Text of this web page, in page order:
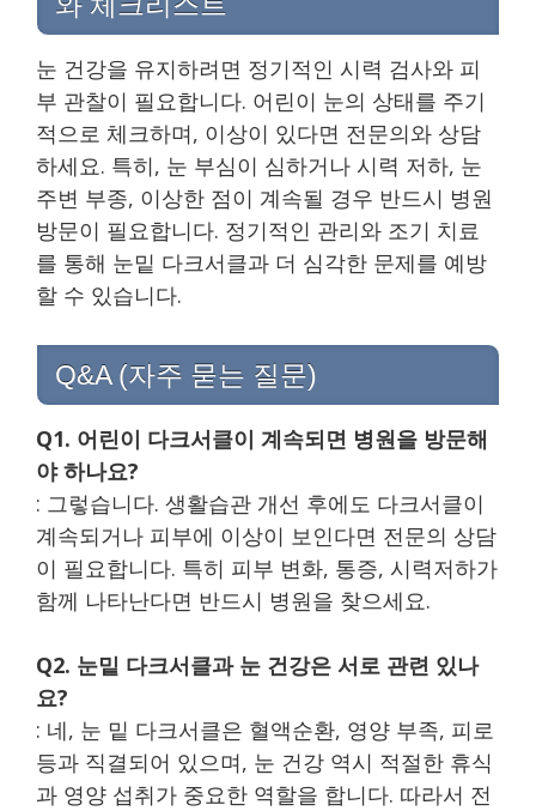
눈 건강을 유지하려면 정기적인 시력 검사와 피
부 관찰이 필요합니다. 어린이 눈의 상태를 주기
적으로 체크하며, 이상이 있다면 전문의와 상담
하세요. 특히, 눈 부심이 심하거나 시력 저하, 눈
주변 부종, 이상한 점이 계속될 경우 반드시 병원
방문이 필요합니다. 정기적인 관리와 조기 치료
를 통해 눈밑 다크서클과 더 심각한 문제를 예방
할 수 있습니다.
Q&A (자주 묻는 질문)
Q1. 어린이 다크서클이 계속되면 병원을 방문해
야 하나요?
: 그렇습니다. 생활습관 개선 후에도 다크서클이
계속되거나 피부에 이상이 보인다면 전문의 상담
이 필요합니다. 특히 피부 변화, 통증, 시력저하가
함께 나타난다면 반드시 병원을 찾으세요.
Q2. 눈밑 다크서클과 눈 건강은 서로 관련 있나
요?
: 네, 눈 밑 다크서클은 혈액순환, 영양 부족, 피로
등과 직결되어 있으며, 눈 건강 역시 적절한 휴식
과 영양 섭취가 중요한 역할을 합니다. 따라서 전